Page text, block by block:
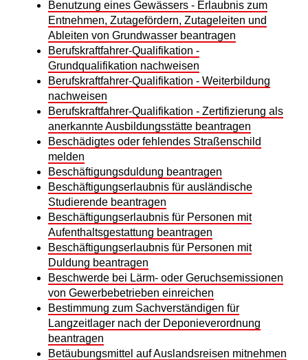
Benutzung eines Gewässers - Erlaubnis zum
Entnehmen, Zutagefördern, Zutageleiten und
Ableiten von Grundwasser beantragen
Berufskraftfahrer-Qualifikation -
Grundqualifikation nachweisen
Berufskraftfahrer-Qualifikation - Weiterbildung
nachweisen
Berufskraftfahrer-Qualifikation - Zertifizierung als
anerkannte Ausbildungsstätte beantragen
Beschädigtes oder fehlendes Straßenschild
melden
Beschäftigungsduldung beantragen
Beschäftigungserlaubnis für ausländische
Studierende beantragen
Beschäftigungserlaubnis für Personen mit
Aufenthaltsgestattung beantragen
Beschäftigungserlaubnis für Personen mit
Duldung beantragen
Beschwerde bei Lärm- oder Geruchsemissionen
von Gewerbebetrieben einreichen
Bestimmung zum Sachverständigen für
Langzeitlager nach der Deponieverordnung
beantragen
Betäubungsmittel auf Auslandsreisen mitnehmen